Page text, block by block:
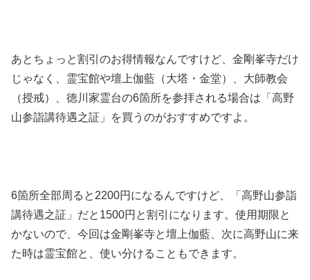
あとちょっと割引のお得情報なんですけど、金剛峯寺だけ
じゃなく、霊宝館や壇上伽藍（大塔・金堂）、大師教会
（授戒）、徳川家霊台の6箇所を参拝される場合は「高野
山参詣講待遇之証」を買うのがおすすめですよ。
6箇所全部周ると2200円になるんですけど、「高野山参詣
講待遇之証」だと1500円と割引になります。使用期限と
かないので、今回は金剛峯寺と壇上伽藍、次に高野山に来
た時は霊宝館と、使い分けることもできます。